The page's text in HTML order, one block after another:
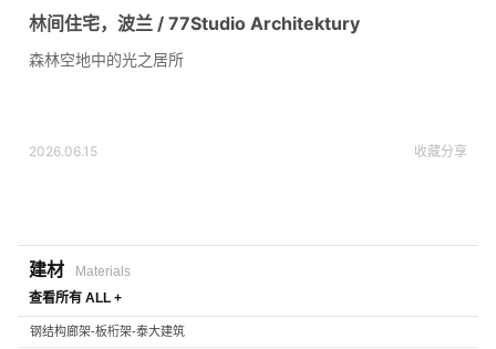
林间住宅，波兰 / 77Studio Architektury
森林空地中的光之居所
2026.06.15 收藏分享
建材
Materials
查看所有 ALL +
钢结构廊架-板桁架-泰大建筑